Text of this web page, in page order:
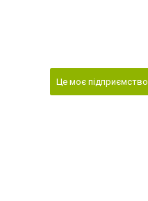
Це моє підприємство